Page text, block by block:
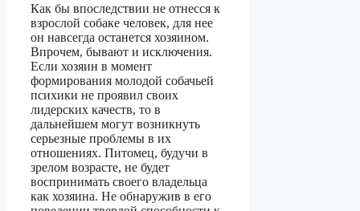
Как бы впоследствии не отнесся к
взрослой собаке человек, для нее
он навсегда останется хозяином.
Впрочем, бывают и исключения.
Если хозяин в момент
формирования молодой собачьей
психики не проявил своих
лидерских качеств, то в
дальнейшем могут возникнуть
серьезные проблемы в их
отношениях. Питомец, будучи в
зрелом возрасте, не будет
воспринимать своего владельца
как хозяина. Не обнаружив в его